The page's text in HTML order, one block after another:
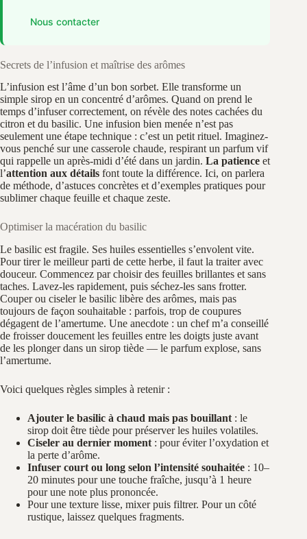
Nous contacter
Secrets de l’infusion et maîtrise des arômes
L’infusion est l’âme d’un bon sorbet. Elle transforme un
simple sirop en un concentré d’arômes. Quand on prend le
temps d’infuser correctement, on révèle des notes cachées du
citron et du basilic. Une infusion bien menée n’est pas
seulement une étape technique : c’est un petit rituel. Imaginez-
vous penché sur une casserole chaude, respirant un parfum vif
qui rappelle un après-midi d’été dans un jardin. La patience et
l’attention aux détails font toute la différence. Ici, on parlera
de méthode, d’astuces concrètes et d’exemples pratiques pour
sublimer chaque feuille et chaque zeste.
Optimiser la macération du basilic
Le basilic est fragile. Ses huiles essentielles s’envolent vite.
Pour tirer le meilleur parti de cette herbe, il faut la traiter avec
douceur. Commencez par choisir des feuilles brillantes et sans
taches. Lavez-les rapidement, puis séchez-les sans frotter.
Couper ou ciseler le basilic libère des arômes, mais pas
toujours de façon souhaitable : parfois, trop de coupures
dégagent de l’amertume. Une anecdote : un chef m’a conseillé
de froisser doucement les feuilles entre les doigts juste avant
de les plonger dans un sirop tiède — le parfum explose, sans
l’amertume.
Voici quelques règles simples à retenir :
Ajouter le basilic à chaud mais pas bouillant : le
sirop doit être tiède pour préserver les huiles volatiles.
Ciseler au dernier moment : pour éviter l’oxydation et
la perte d’arôme.
Infuser court ou long selon l’intensité souhaitée : 10–
20 minutes pour une touche fraîche, jusqu’à 1 heure
pour une note plus prononcée.
Pour une texture lisse, mixer puis filtrer. Pour un côté
rustique, laissez quelques fragments.